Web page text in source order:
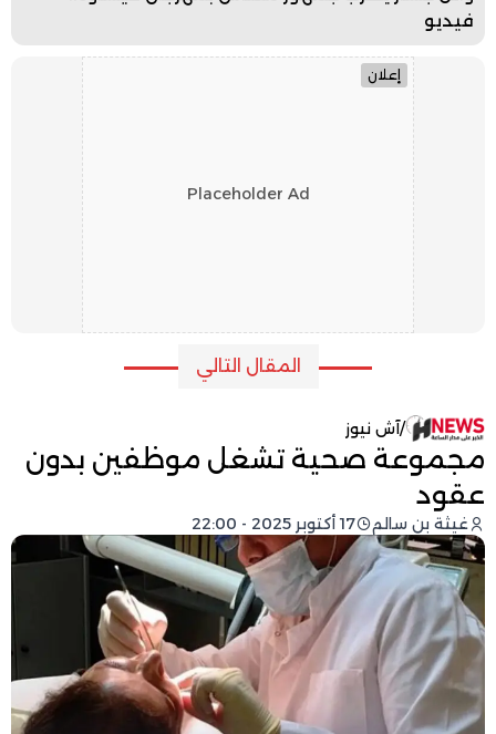
فيديو
إعلان
Placeholder Ad
المقال التالي
/آش نيوز
مجموعة صحية تشغل موظفين بدون
عقود
غيثة بن سالم 17 أكتوبر 2025 - 22:00